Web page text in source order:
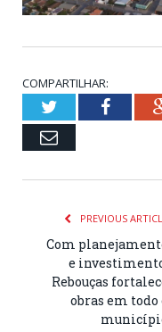
COMPARTILHAR:
Twitter
Email
PREVIOUS
Com
e
Rebouças
obras em todo